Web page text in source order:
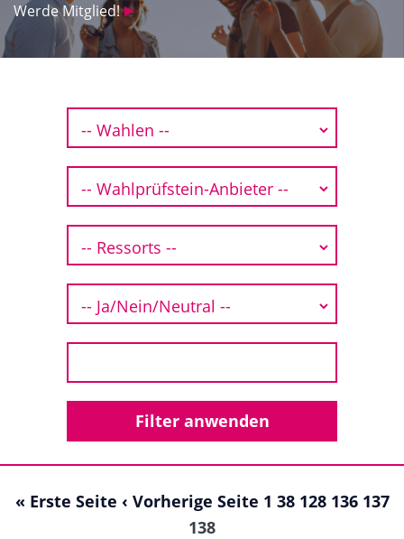
Werde Mitglied!
« Erste Seite ‹ Vorherige Seite 1 38 128 136 137
138